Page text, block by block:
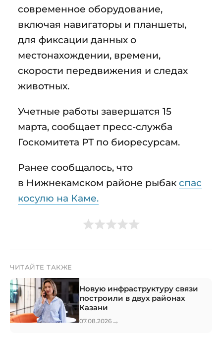
современное оборудование,
включая навигаторы и планшеты,
для фиксации данных о
местонахождении, времени,
скорости передвижения и следах
животных.
Учетные работы завершатся 15
марта, сообщает пресс-служба
Госкомитета РТ по биоресурсам.
Ранее сообщалось, что
в Нижнекамском районе рыбак спас
косулю на Каме.
ЧИТАЙТЕ ТАКЖЕ
Новую инфраструктуру связи
построили в двух районах
Казани
07.08.2026 →